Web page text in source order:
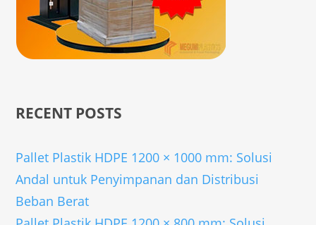
RECENT POSTS
Pallet Plastik HDPE 1200 × 1000 mm: Solusi
Andal untuk Penyimpanan dan Distribusi
Beban Berat